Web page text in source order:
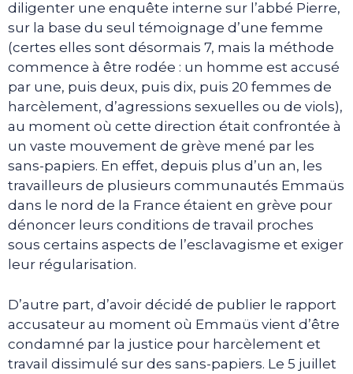
diligenter une enquête interne sur l’abbé Pierre,
sur la base du seul témoignage d’une femme
(certes elles sont désormais 7, mais la méthode
commence à être rodée : un homme est accusé
par une, puis deux, puis dix, puis 20 femmes de
harcèlement, d’agressions sexuelles ou de viols),
au moment où cette direction était confrontée à
un vaste mouvement de grève mené par les
sans-papiers. En effet, depuis plus d’un an, les
travailleurs de plusieurs communautés Emmaüs
dans le nord de la France étaient en grève pour
dénoncer leurs conditions de travail proches
sous certains aspects de l’esclavagisme et exiger
leur régularisation.
D’autre part, d’avoir décidé de publier le rapport
accusateur au moment où Emmaüs vient d’être
condamné par la justice pour harcèlement et
travail dissimulé sur des sans-papiers. Le 5 juillet